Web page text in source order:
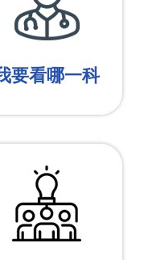
要看哪一科